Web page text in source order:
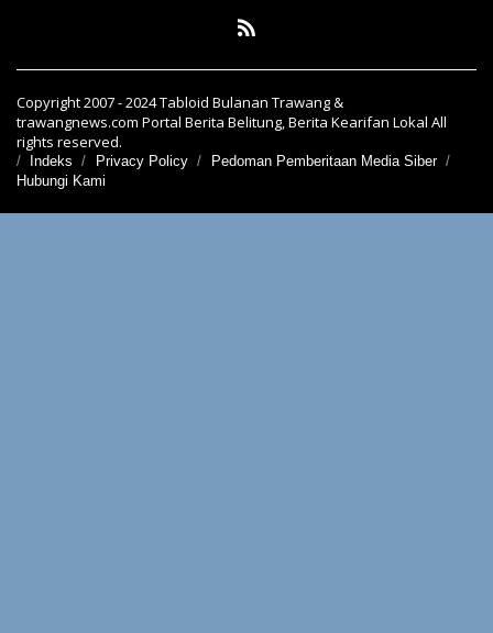
Copyright 2007 - 2024 Tabloid Bulanan Trawang &
trawangnews.com Portal Berita Belitung, Berita Kearifan Lokal All
rights reserved.
Indeks Privacy Policy
Pedoman Pemberitaan Media Siber
Hubungi Kami